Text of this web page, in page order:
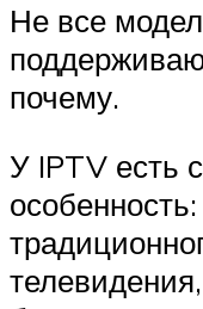
Не все
почему.
У IPTV есть